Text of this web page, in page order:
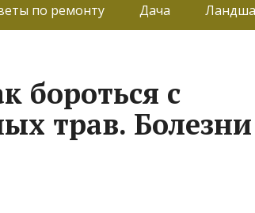
по ремонту Дача
бороться с
трав. Болезни